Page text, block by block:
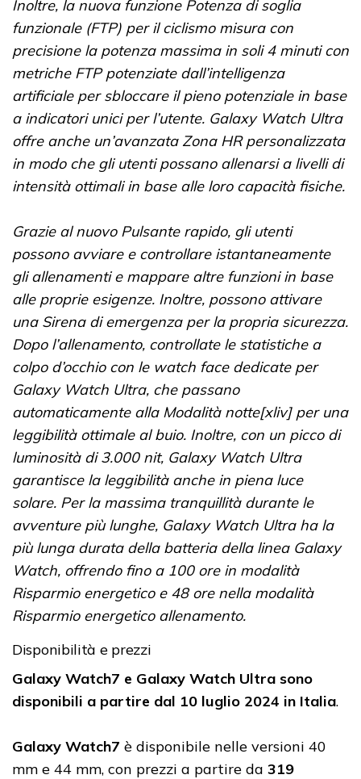
Inoltre, la nuova funzione Potenza di soglia
funzionale (FTP) per il ciclismo misura con
precisione la potenza massima in soli 4 minuti con
metriche FTP potenziate dall’intelligenza
artificiale per sbloccare il pieno potenziale in base
a indicatori unici per l’utente. Galaxy Watch Ultra
offre anche un’avanzata Zona HR personalizzata
in modo che gli utenti possano allenarsi a livelli di
intensità ottimali in base alle loro capacità fisiche.
Grazie al nuovo Pulsante rapido, gli utenti
possono avviare e controllare istantaneamente
gli allenamenti e mappare altre funzioni in base
alle proprie esigenze. Inoltre, possono attivare
una Sirena di emergenza per la propria sicurezza.
Dopo l’allenamento, controllate le statistiche a
colpo d’occhio con le watch face dedicate per
Galaxy Watch Ultra, che passano
automaticamente alla Modalità notte[xliv] per una
leggibilità ottimale al buio. Inoltre, con un picco di
luminosità di 3.000 nit, Galaxy Watch Ultra
garantisce la leggibilità anche in piena luce
solare. Per la massima tranquillità durante le
avventure più lunghe, Galaxy Watch Ultra ha la
più lunga durata della batteria della linea Galaxy
Watch, offrendo fino a 100 ore in modalità
Risparmio energetico e 48 ore nella modalità
Risparmio energetico allenamento.
Disponibilità e prezzi
Galaxy Watch7 e Galaxy Watch Ultra sono
disponibili a partire dal 10 luglio 2024 in Italia.
Galaxy Watch7 è disponibile nelle versioni 40
mm e 44 mm, con prezzi a partire da 319